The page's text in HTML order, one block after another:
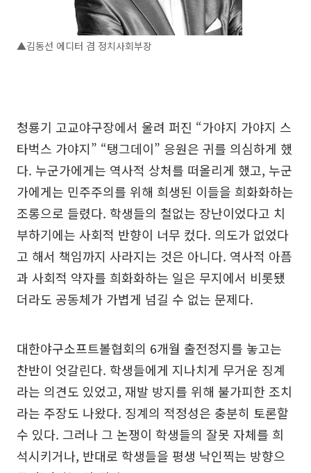
▲김동선 에디터 겸 정치사회부장
청룡기 고교야구장에서 울려 퍼진 “가야지 가야지 스
타벅스 가야지” “탱그데이” 응원은 귀를 의심하게 했
다. 누군가에게는 역사적 상처를 떠올리게 했고, 누군
가에게는 민주주의를 위해 희생된 이들을 희화화하는
조롱으로 들렸다. 학생들의 철없는 장난이었다고 치
부하기에는 사회적 반향이 너무 컸다. 의도가 없었다
고 해서 책임까지 사라지는 것은 아니다. 역사적 아픔
과 사회적 약자를 희화화하는 일은 무지에서 비롯됐
더라도 공동체가 가볍게 넘길 수 없는 문제다.
대한야구소프트볼협회의 6개월 출전정지를 놓고는
찬반이 엇갈린다. 학생들에게 지나치게 무거운 징계
라는 의견도 있었고, 재발 방지를 위해 불가피한 조치
라는 주장도 나왔다. 징계의 적정성은 충분히 토론할
수 있다. 그러나 그 논쟁이 학생들의 잘못 자체를 희
석시키거나, 반대로 학생들을 평생 낙인찍는 방향으